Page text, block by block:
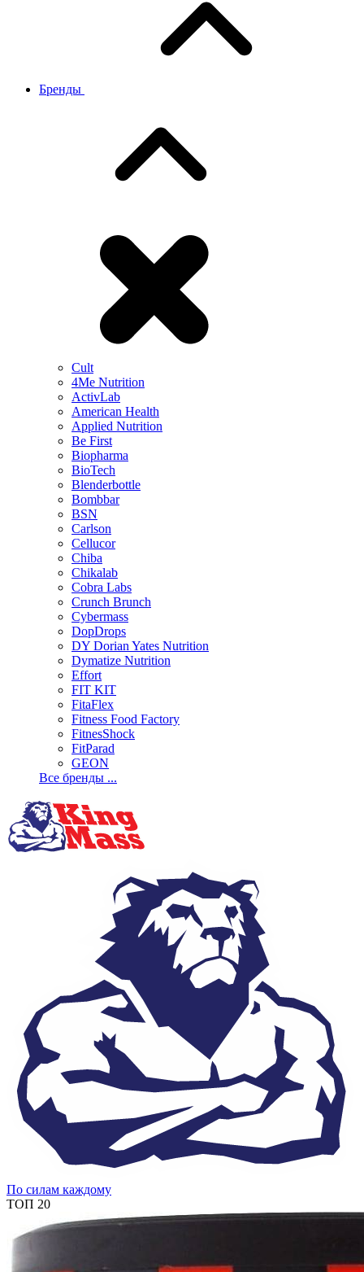
Бренды
Cult
4Me Nutrition
ActivLab
American Health
Applied Nutrition
Be First
Biopharma
BioTech
Blenderbottle
Bombbar
BSN
Carlson
Cellucor
Chiba
Chikalab
Cobra Labs
Crunch Brunch
Cybermass
DopDrops
DY Dorian Yates Nutrition
Dymatize Nutrition
Effort
FIT KIT
FitaFlex
Fitness Food Factory
FitnesShock
FitParad
GEON
Все бренды ...
По силам каждому
ТОП 20